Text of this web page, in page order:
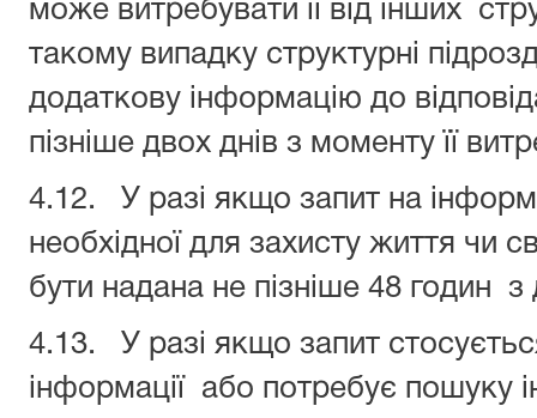
може витребувати її від інших
такому випадку структурні
додаткову інформацію до
пізніше двох днів з моменту її
4.12. У разі якщо запит на
необхідної для захисту життя чи
бути надана не пізніше 48 годин
4.13. У разі якщо запит
інформації або потребує пошуку